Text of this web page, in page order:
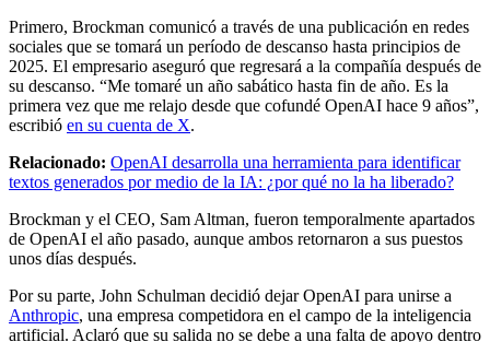
Primero, Brockman comunicó a través de una publicación en redes
sociales que se tomará un período de descanso hasta principios de
2025. El empresario aseguró que regresará a la compañía después de
su descanso. “Me tomaré un año sabático hasta fin de año. Es la
primera vez que me relajo desde que cofundé OpenAI hace 9 años”,
escribió en su cuenta de X.
Relacionado: OpenAI desarrolla una herramienta para identificar
textos generados por medio de la IA: ¿por qué no la ha liberado?
Brockman y el CEO, Sam Altman, fueron temporalmente apartados
de OpenAI el año pasado, aunque ambos retornaron a sus puestos
unos días después.
Por su parte, John Schulman decidió dejar OpenAI para unirse a
Anthropic, una empresa competidora en el campo de la inteligencia
artificial. Aclaró que su salida no se debe a una falta de apoyo dentro